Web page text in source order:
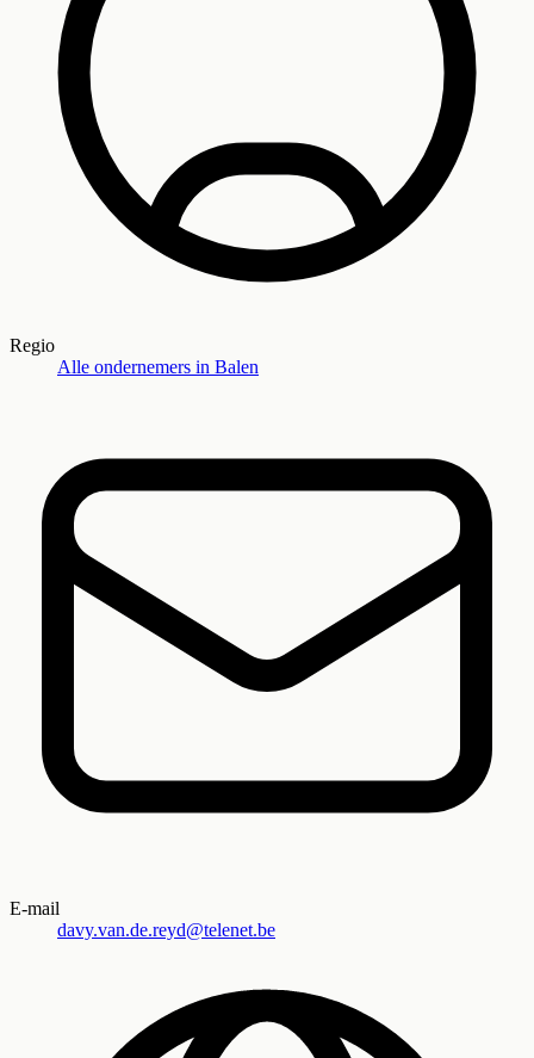
Regio
Alle ondernemers in Balen
E-mail
davy.van.de.reyd@telenet.be